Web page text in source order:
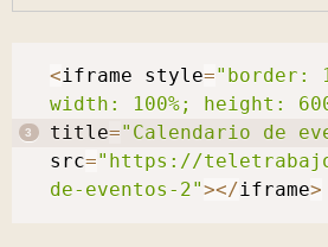
<iframe style="border:
width: 100%; height:
title="Calendario de
src="https://
de-eventos-2"></iframe>